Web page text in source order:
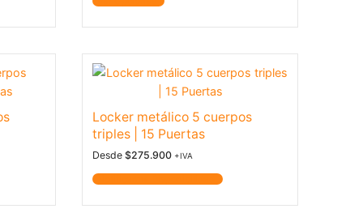
Locker metálico 5 cuerpos
triples | 15 Puertas
Desde $275.900 +IVA